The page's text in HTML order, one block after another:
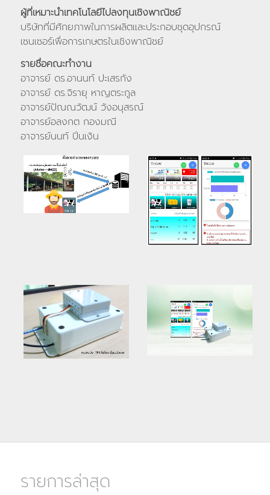
ผู้ที่เหมาะนำเทคโนโลยีไปลงทุนเชิงพาณิชย์
บริษัทที่มีศักยภาพในการผลิตและประกอบชุดอุปกรณ์
เซนเซอร์เพื่อการเกษตรในเชิงพาณิชย์
รายชื่อคณะทำงาน
อาจารย์ ดร.อานนท์ ปะเสรกัง
อาจารย์ ดร.จิรายุ หาญตระกูล
อาจารย์ปัณณวัฒน์ วังอนุสรณ์
อาจารย์อลงกต กองมณี
อาจารย์นนท์ ปิ่นเงิน
รายการล่าสุด